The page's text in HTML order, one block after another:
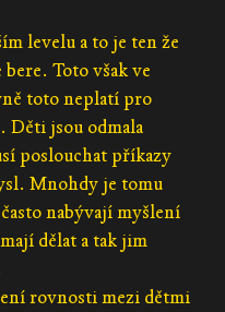
levelu a to je ten že
bere. Toto však ve
toto neplatí pro
Děti jsou odmala
poslouchat příkazy
Mnohdy je tomu
nabývají myšlení
dělat a tak jim
rovnosti mezi dětmi